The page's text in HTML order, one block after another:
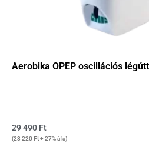
Aerobika OPEP oscillációs
29 490 Ft
(23 220Ft+ 27% áfa)